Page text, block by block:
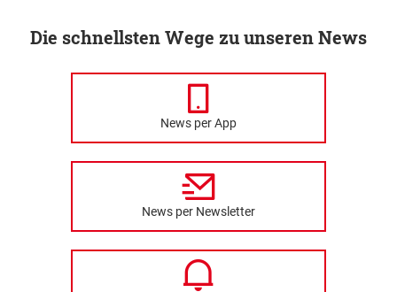
Die schnellsten Wege zu unseren News
News per App
News per Newsletter